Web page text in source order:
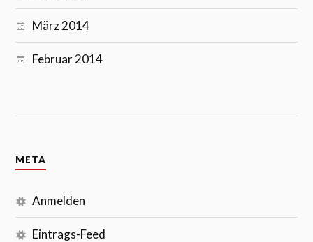
März 2014
Februar 2014
META
Anmelden
Eintrags-Feed